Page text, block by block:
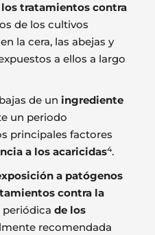
los tratamientos contra
de los cultivos
la cera, las abejas y
a ellos a largo
de un ingrediente
un periodo
principales factores
a los acaricidas4.
a patógenos
contra la
periódica de los
recomendada